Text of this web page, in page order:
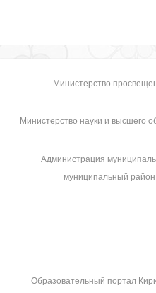
Министерство
Министерство науки и высшего
Администрация
муниципальный район
Образовательный портал